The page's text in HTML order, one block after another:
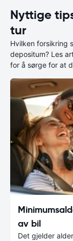
Nyttige
tur
Hvilken forsikring
depositum? Les
for å sørge for at
av bil
Det gjelder